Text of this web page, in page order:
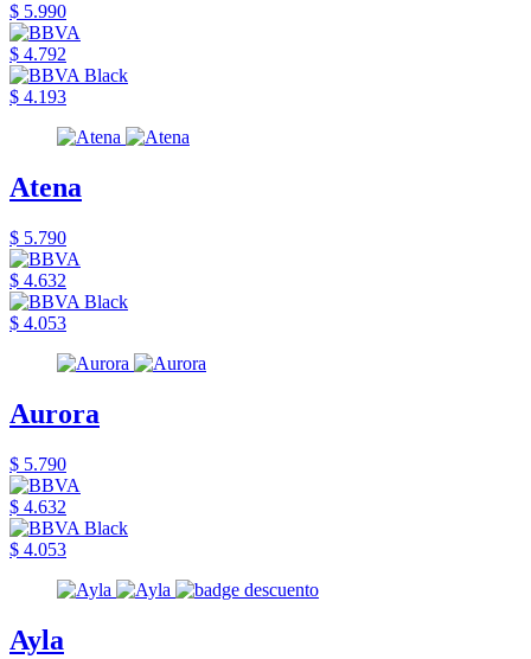
$ 5.990
$ 4.792
$ 4.193
Atena
$ 5.790
$ 4.632
$ 4.053
Aurora
$ 5.790
$ 4.632
$ 4.053
Ayla